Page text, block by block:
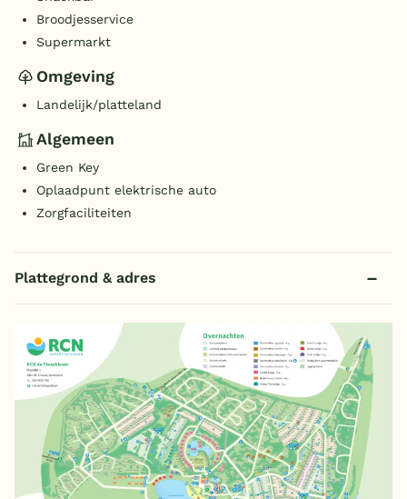
Broodjesservice
Supermarkt
Omgeving
Landelijk/platteland
Algemeen
Green Key
Oplaadpunt elektrische auto
Zorgfaciliteiten
Plattegrond & adres